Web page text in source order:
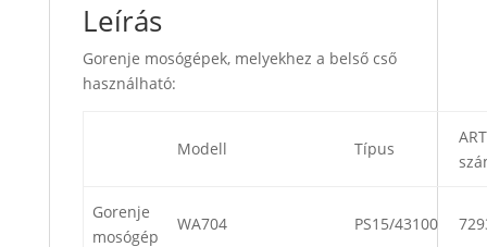
Leírás
Gorenje mosógépek, melyekhez a belső cső
használható:
Modell Típus
ART
Gorenje
mosógép
WA704 PS15/43100